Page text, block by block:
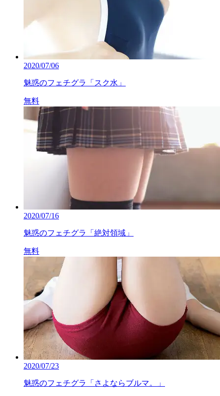
2020/07/06
魅惑のフェチグラ「スク水」
無料
2020/07/16
魅惑のフェチグラ「絶対領域」
無料
2020/07/23
魅惑のフェチグラ「さよならブルマ。」